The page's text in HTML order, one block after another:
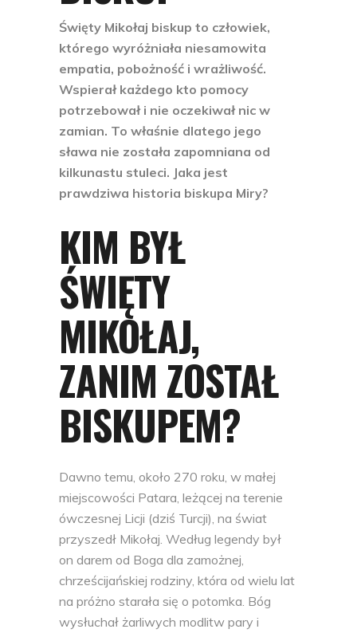
Święty Mikołaj biskup to człowiek,
którego wyróżniała niesamowita
empatia, pobożność i wrażliwość.
Wspierał każdego kto pomocy
potrzebował i nie oczekiwał nic w
zamian. To właśnie dlatego jego
sława nie została zapomniana od
kilkunastu stuleci. Jaka jest
prawdziwa historia biskupa Miry?
KIM BYŁ
ŚWIĘTY
MIKOŁAJ,
ZANIM ZOSTAŁ
BISKUPEM?
Dawno temu, około 270 roku, w małej
miejscowości Patara, leżącej na terenie
ówczesnej Licji (dziś Turcji), na świat
przyszedł Mikołaj. Według legendy był
on darem od Boga dla zamożnej,
chrześcijańskiej rodziny, która od wielu lat
na próżno starała się o potomka. Bóg
wysłuchał żarliwych modlitw pary i